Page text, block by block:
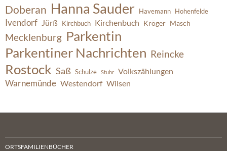
Doberan Hanna Sauder Havemann Hohenfelde
Ivendorf Jürß Kirchbuch Kirchenbuch Kröger Masch
Mecklenburg Parkentin
Parkentiner Nachrichten Reincke
Rostock Saß Schulze Stuhr Volkszählungen
Warnemünde Westendorf Wilsen
ORTSFAMILIENBÜCHER